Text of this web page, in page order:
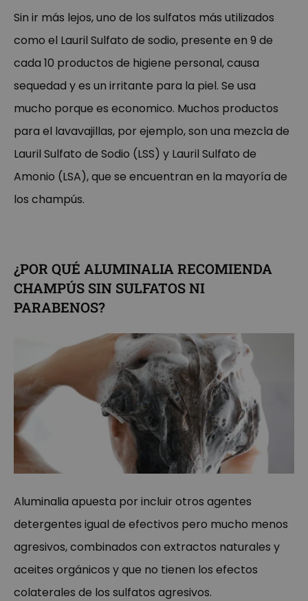
Sin ir más lejos, uno de los sulfatos más utilizados
como el Lauril Sulfato de sodio, presente en 9 de
cada 10 productos de higiene personal, causa
sequedad y es un irritante para la piel. Se usa
mucho porque es economico. Muchos productos
para el lavavajillas, por ejemplo, son una mezcla de
Lauril Sulfato de Sodio (LSS) y Lauril Sulfato de
Amonio (LSA), que se encuentran en la mayoría de
los champús.
¿POR QUÉ ALUMINALIA RECOMIENDA
CHAMPÚS SIN SULFATOS NI
PARABENOS?
Aluminalia apuesta por incluir otros agentes
detergentes igual de efectivos pero mucho menos
agresivos, combinados con extractos naturales y
aceites orgánicos y que no tienen los efectos
colaterales de los sulfatos agresivos.